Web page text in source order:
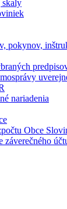
skaly
pokynov,
nariadenia
Obce
záverečného